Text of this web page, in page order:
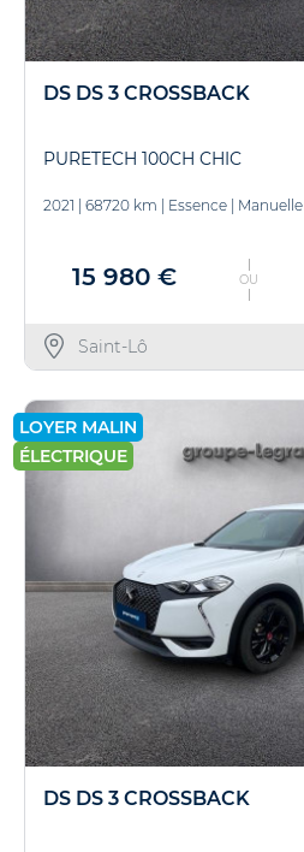
DS DS 3 CROSSBACK
PURETECH 100CH CHIC
2021 68720 km Essence Manuelle
15 980 € OU
Saint-Lô
LOYER MALIN
ÉLECTRIQUE
DS DS 3 CROSSBACK